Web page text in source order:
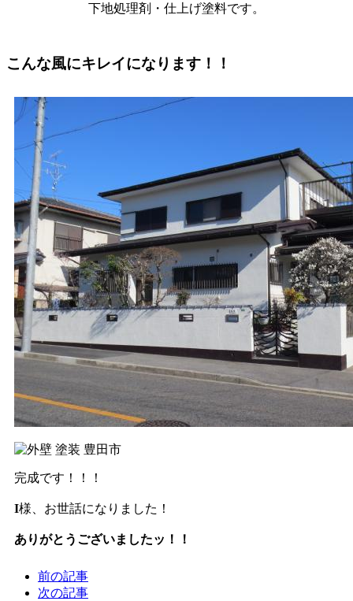
下地処理剤・仕上げ塗料です。
こんな風にキレイになります！！
完成です！！！
I様、お世話になりました！
ありがとうございましたッ！！
前の記事
次の記事